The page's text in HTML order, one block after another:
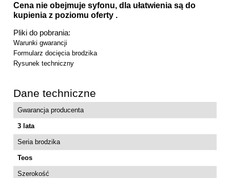
Cena nie obejmuje syfonu, dla ułatwienia są do
kupienia z poziomu oferty .
Pliki do pobrania:
Warunki gwarancji
Formularz docięcia brodzika
Rysunek techniczny
Dane techniczne
Gwarancja producenta
3 lata
Seria brodzika
Teos
Szerokość